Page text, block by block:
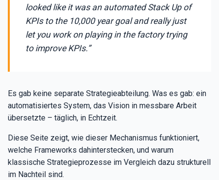
looked like it was an automated Stack Up of
KPIs to the 10,000 year goal and really just
let you work on playing in the factory trying
to improve KPIs.”
Es gab keine separate Strategieabteilung. Was es gab: ein
automatisiertes System, das Vision in messbare Arbeit
übersetzte – täglich, in Echtzeit.
Diese Seite zeigt, wie dieser Mechanismus funktioniert,
welche Frameworks dahinterstecken, und warum
klassische Strategieprozesse im Vergleich dazu strukturell
im Nachteil sind.